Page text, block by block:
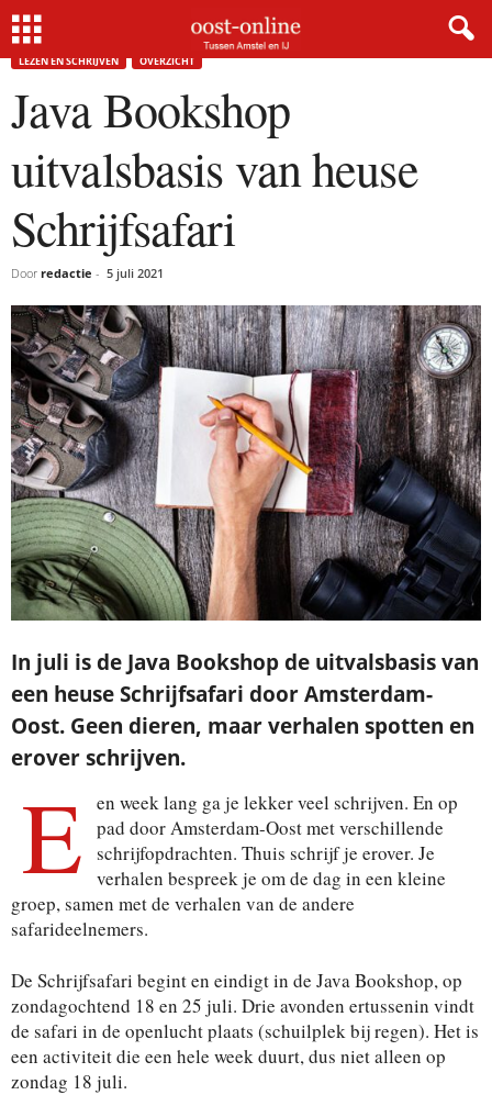
Home Java Bookshop uitvalsbasis van heuse Schrijfsafari
LEZEN EN SCHRIJVEN OVERZICHT
Java Bookshop
uitvalsbasis van heuse
Schrijfsafari
Door redactie - 5 juli 2021
In juli is de Java Bookshop de uitvalsbasis van
een heuse Schrijfsafari door Amsterdam-
Oost. Geen dieren, maar verhalen spotten en
erover schrijven.
E
en week lang ga je lekker veel schrijven. En op
pad door Amsterdam-Oost met verschillende
schrijfopdrachten. Thuis schrijf je erover. Je
verhalen bespreek je om de dag in een kleine
groep, samen met de verhalen van de andere
safarideelnemers.
De Schrijfsafari begint en eindigt in de Java Bookshop, op
zondagochtend 18 en 25 juli. Drie avonden ertussenin vindt
de safari in de openlucht plaats (schuilplek bij regen). Het is
een activiteit die een hele week duurt, dus niet alleen op
zondag 18 juli.